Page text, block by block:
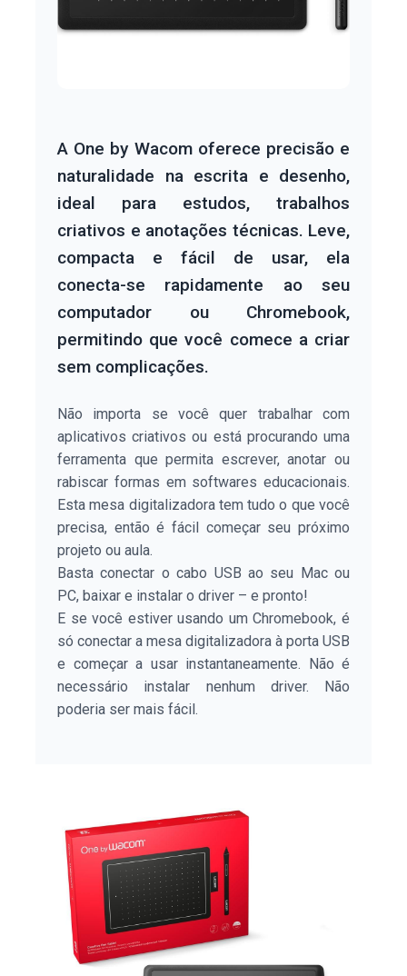
A One by Wacom oferece precisão e
naturalidade na escrita e desenho,
ideal para estudos, trabalhos
criativos e anotações técnicas. Leve,
compacta e fácil de usar, ela
conecta-se rapidamente ao seu
computador ou Chromebook,
permitindo que você comece a criar
sem complicações.
Não importa se você quer trabalhar com
aplicativos criativos ou está procurando uma
ferramenta que permita escrever, anotar ou
rabiscar formas em softwares educacionais.
Esta mesa digitalizadora tem tudo o que você
precisa, então é fácil começar seu próximo
projeto ou aula.
Basta conectar o cabo USB ao seu Mac ou
PC, baixar e instalar o driver – e pronto!
E se você estiver usando um Chromebook, é
só conectar a mesa digitalizadora à porta USB
e começar a usar instantaneamente. Não é
necessário instalar nenhum driver. Não
poderia ser mais fácil.